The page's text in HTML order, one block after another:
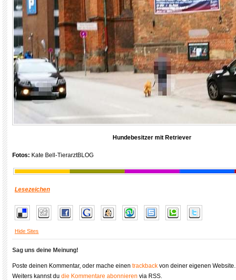
Hundebesitzer mit Retriever
Fotos: Kate Bell-TierarztBLOG
Lesezeichen
Hide Sites
Sag uns deine Meinung!
Poste deinen Kommentar, oder mache einen trackback von deiner eigenen Website.
Weiters kannst du die Kommentare abonnieren via RSS.